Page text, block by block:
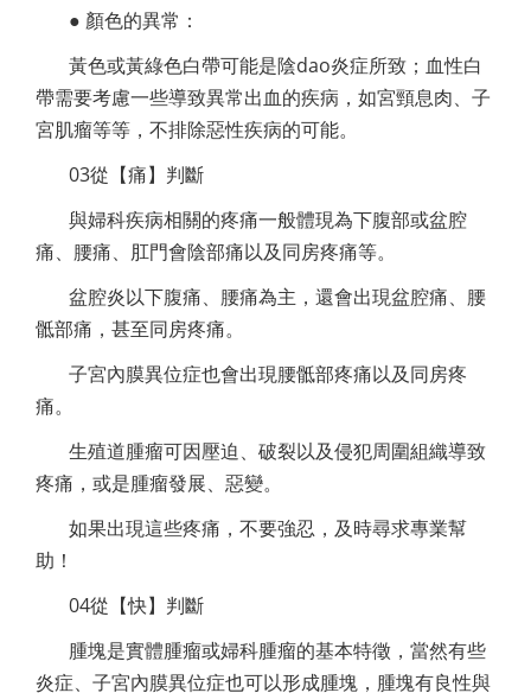
● 顏色的異常：
黃色或黃綠色白帶可能是陰dao炎症所致；血性白
帶需要考慮一些導致異常出血的疾病，如宮頸息肉、子
宮肌瘤等等，不排除惡性疾病的可能。
03從【痛】判斷
與婦科疾病相關的疼痛一般體現為下腹部或盆腔
痛、腰痛、肛門會陰部痛以及同房疼痛等。
盆腔炎以下腹痛、腰痛為主，還會出現盆腔痛、腰
骶部痛，甚至同房疼痛。
子宮內膜異位症也會出現腰骶部疼痛以及同房疼
痛。
生殖道腫瘤可因壓迫、破裂以及侵犯周圍組織導致
疼痛，或是腫瘤發展、惡變。
如果出現這些疼痛，不要強忍，及時尋求專業幫
助！
04從【快】判斷
腫塊是實體腫瘤或婦科腫瘤的基本特徵，當然有些
炎症、子宮內膜異位症也可以形成腫塊，腫塊有良性與